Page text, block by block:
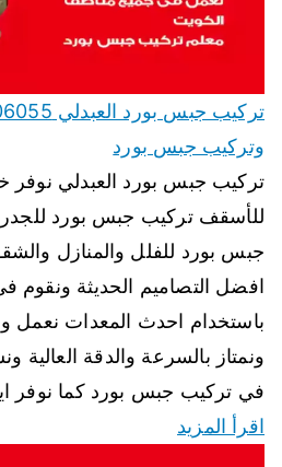
وتركيب جبس بورد
تركيب جبس بورد العبدلي
للأسقف تركيب جبس بورد
جبس بورد للفلل والمنازل
افضل التصاميم الحديثة
باستخدام احدث المعدات
ونمتاز بالسرعة والدقة العالية
في تركيب جبس بورد كما نوفر
اقرأ المزيد